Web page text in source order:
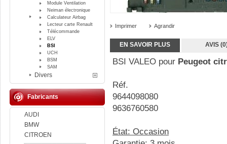
Module Ventilation
Neiman électronique
Calculateur Airbag
Lecteur carte Renault
Télécommande
ELV
BSI
UCH
BSM
SAM
Divers
Fabricants
AUDI
BMW
CITROEN
Imprimer Agrandir
EN SAVOIR PLUS AVIS
BSI VALEO pour Peugeot
Réf.
9644098080
9636760580
État: Occasion